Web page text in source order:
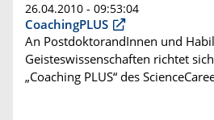
26.04.2010 - 09:53:04
CoachingPLUS
An PostdoktorandInnen und
Geisteswissenschaften richtet
„Coaching PLUS“ des